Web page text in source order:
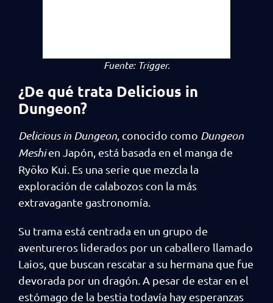
Fuente: Trigger.
¿De qué trata Delicious in
Dungeon?
Delicious in Dungeon , conocido como Dungeon
Meshien Japón, está basada en el manga de
Ryōko Kui. Es una serie que mezcla la
exploración de calabozos con la más
extravagante gastronomía.
Su trama está centrada en un grupo de
aventureros liderados por un caballero llamado
Laios, que buscan rescatar a su hermana que fue
devorada por un dragón. A pesar de estar en el
estómago de la bestia todavía hay esperanzas